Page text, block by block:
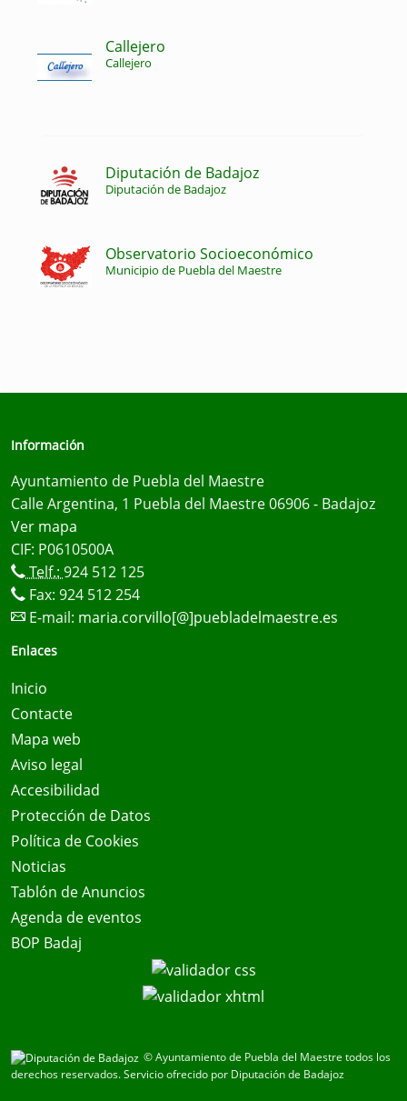
Callejero
Callejero
Diputación de Badajoz
Diputación de Badajoz
Observatorio Socioeconómico
Municipio de Puebla del Maestre
Información
Ayuntamiento de Puebla del Maestre
Calle Argentina, 1 Puebla del Maestre 06906 - Badajoz
Ver mapa
CIF: P0610500A
Telf.: 924 512 125
Fax: 924 512 254
E-mail: maria.corvillo[@]puebladelmaestre.es
Enlaces
Inicio
Contacte
Mapa web
Aviso legal
Accesibilidad
Protección de Datos
Política de Cookies
Noticias
Tablón de Anuncios
Agenda de eventos
BOP Badaj
© Ayuntamiento de Puebla del Maestre todos los
derechos reservados.Servicio ofrecido por Diputación de Badajoz